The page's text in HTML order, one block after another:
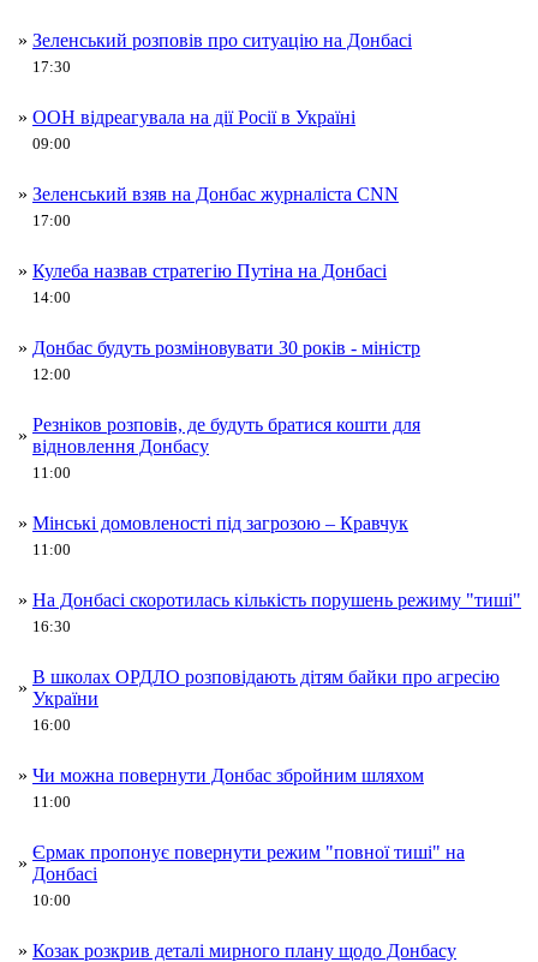
» Зеленський розповів про ситуацію на Донбасі
17:30
» ООН відреагувала на дії Росії в Україні
09:00
» Зеленський взяв на Донбас журналіста CNN
17:00
» Кулеба назвав стратегію Путіна на Донбасі
14:00
» Донбас будуть розміновувати 30 років - міністр
12:00
»
Резніков розповів, де будуть братися кошти для
відновлення Донбасу
11:00
» Мінські домовленості під загрозою – Кравчук
11:00
» На Донбасі скоротилась кількість порушень режиму "тиші"
16:30
»
В школах ОРДЛО розповідають дітям байки про агресію
України
16:00
» Чи можна повернути Донбас збройним шляхом
11:00
»
Єрмак пропонує повернути режим "повної тиші" на
Донбасі
10:00
» Козак розкрив деталі мирного плану щодо Донбасу